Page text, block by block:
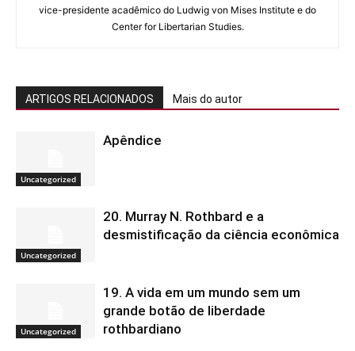
vice-presidente acadêmico do Ludwig von Mises Institute e do
Center for Libertarian Studies.
ARTIGOS RELACIONADOS Mais do autor
Uncategorized
Apêndice
Uncategorized
20. Murray N. Rothbard e a
desmistificação da ciência econômica
Uncategorized
19. A vida em um mundo sem um
grande botão de liberdade
rothbardiano